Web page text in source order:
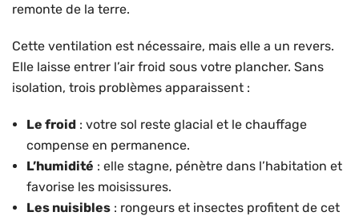
remonte de la terre.
Cette ventilation est nécessaire, mais elle a un revers.
Elle laisse entrer l’air froid sous votre plancher. Sans
isolation, trois problèmes apparaissent :
Le froid : votre sol reste glacial et le chauffage
compense en permanence.
L’humidité : elle stagne, pénètre dans l’habitation et
favorise les moisissures.
Les nuisibles : rongeurs et insectes profitent de cet